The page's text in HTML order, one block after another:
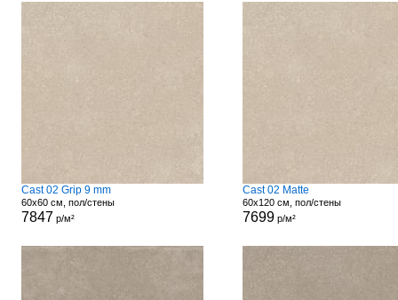
Cast 02 Grip 9 mm
60x60 см, пол/стены
7847 р/м²
Cast 02 Matte
60x120 см, пол/стены
7699р/м²